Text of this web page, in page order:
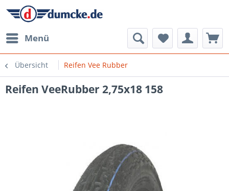
Menü
Übersicht Reifen Vee Rubber
Reifen VeeRubber 2,75x18 158